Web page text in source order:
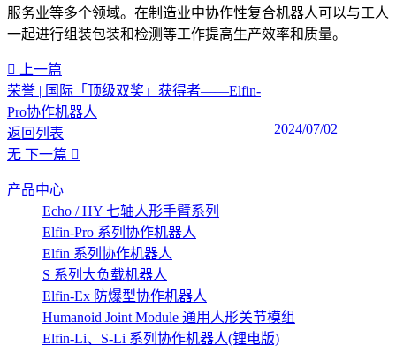
服务业等多个领域。在制造业中协作性复合机器人可以与工人
一起进行组装包装和检测等工作提高生产效率和质量。‍
上一篇
荣誉 | 国际「顶级双奖」获得者——Elfin-
Pro协作机器人
2024/07/02
返回列表
无 下一篇
产品中心
Echo / HY 七轴人形手臂系列
Elfin-Pro 系列协作机器人
Elfin 系列协作机器人
S 系列大负载机器人
Elfin-Ex 防爆型协作机器人
Humanoid Joint Module 通用人形关节模组
Elfin-Li、S-Li 系列协作机器人(锂电版)